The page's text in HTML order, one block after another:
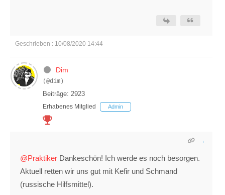
Geschrieben : 10/08/2020 14:44
Dim
(@dim)
Beiträge: 2923
Erhabenes Mitglied Admin
@Praktiker Dankeschön! Ich werde es noch besorgen.
Aktuell retten wir uns gut mit Kefir und Schmand
(russische Hilfsmittel).